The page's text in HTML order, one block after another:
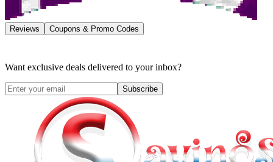
Reviews Coupons & Promo Codes
Want exclusive deals delivered to your inbox?
Subscribe